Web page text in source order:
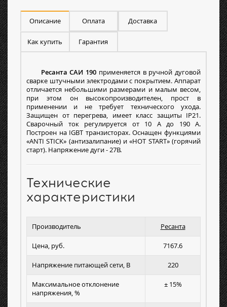
Описание Оплата Доставка
Как купить Гарантия
Ресанта САИ 190 применяется в ручной дуговой
сварке штучными электродами с покрытием. Аппарат
отличается небольшими размерами и малым весом,
при этом он высокопроизводителен, прост в
применении и не требует технического ухода.
Защищен от перегрева, имеет класс защиты IP21.
Сварочный ток регулируется от 10 А до 190 А.
Построен на IGBT транзисторах. Оснащен функциями
«ANTI STICK» (антизалипание) и «HOT START» (горячий
старт). Напряжение дуги - 27В.
Технические
характеристики
Производитель Ресанта
Цена, руб. 7167.6
Напряжение питающей сети, В 220
Максимальное отклонение
напряжения, %
± 15%